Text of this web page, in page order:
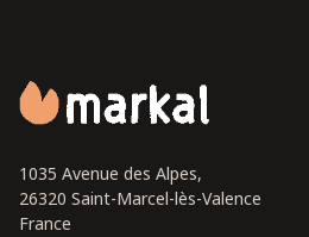
1035 Avenue des Alpes,
26320 Saint-Marcel-lès-Valence
France